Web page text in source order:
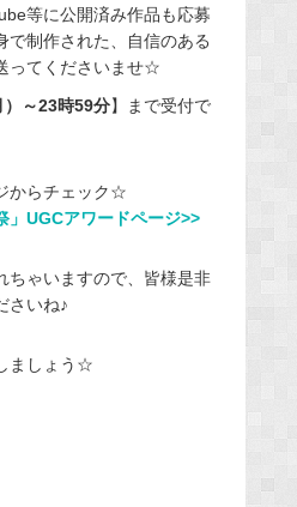
等に公開済み作品も応募
で制作された、自信のある
ってくださいませ☆
～23時59分】まで受付で
からチェック☆
」UGCアワードページ>>
ちゃいますので、皆様是非
さいね♪
ましょう☆